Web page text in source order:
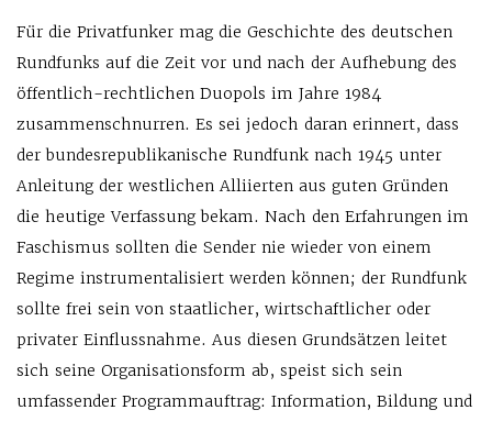
Für die Privatfunker mag die Geschichte des deutschen
Rundfunks auf die Zeit vor und nach der Aufhebung des
öffentlich-rechtlichen Duopols im Jahre 1984
zusammenschnurren. Es sei jedoch daran erinnert, dass
der bundesrepublikanische Rundfunk nach 1945 unter
Anleitung der westlichen Alliierten aus guten Gründen
die heutige Verfassung bekam. Nach den Erfahrungen im
Faschismus sollten die Sender nie wieder von einem
Regime instrumentalisiert werden können; der Rundfunk
sollte frei sein von staatlicher, wirtschaftlicher oder
privater Einflussnahme. Aus diesen Grundsätzen leitet
sich seine Organisationsform ab, speist sich sein
umfassender Programmauftrag: Information, Bildung und